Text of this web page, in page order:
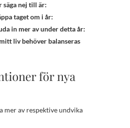
säga nej till är:
taget om i år:
in mer av under detta år:
liv behöver balanseras
för nya
mer av respektive undvika